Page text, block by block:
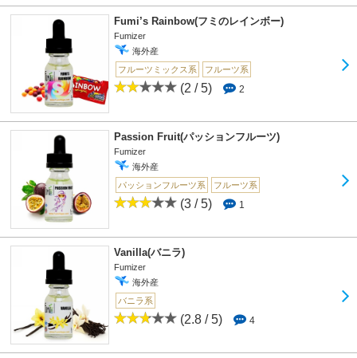
Fumi’s Rainbow(フミのレインボー)
Fumizer
海外産
フルーツミックス系
フルーツ系
(2 / 5) 2
Passion Fruit(パッションフルーツ)
Fumizer
海外産
パッションフルーツ系
フルーツ系
(3 / 5) 1
Vanilla(バニラ)
Fumizer
海外産
バニラ系
(2.8 / 5) 4